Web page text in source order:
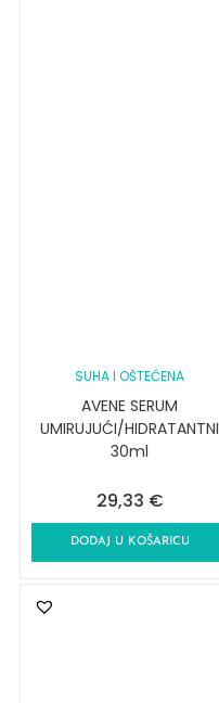
SUHA I OŠTEĆENA
AVENE SERUM
UMIRUJUĆI/HIDRATANTNI
30ml
29,33 €
DODAJ U KOŠARICU